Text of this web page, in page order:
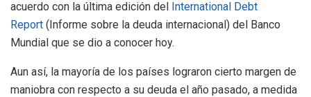
acuerdo con la última edición del International Debt
Report (Informe sobre la deuda internacional) del Banco
Mundial que se dio a conocer hoy.
Aun así, la mayoría de los países lograron cierto margen de
maniobra con respecto a su deuda el año pasado, a medida